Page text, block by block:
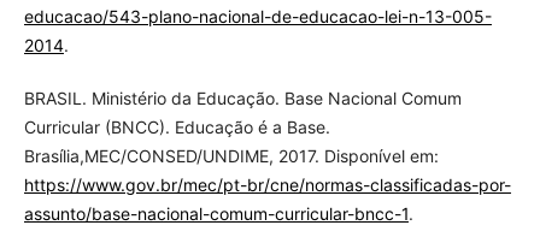
educacao/543-plano-nacional-de-educacao-lei-n-13-005-
2014.
BRASIL. Ministério da Educação. Base Nacional Comum
Curricular (BNCC). Educação é a Base.
Brasília,MEC/CONSED/UNDIME, 2017. Disponível em:
https://www.gov.br/mec/pt-br/cne/normas-classificadas-por-
assunto/base-nacional-comum-curricular-bncc-1.